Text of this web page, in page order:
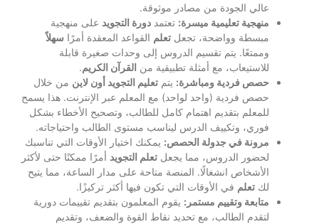
عالي الجودة من مصادر موثوقة.
منهجية تعليمية ميسرة: تعتمد دورة التجويد على منهجية
مبسطة وواضحة، تجعل تعلم القواعد المعقدة أمرًا سهلاً
وممتعًا. يتم تقسيم الدروس إلى وحدات صغيرة قابلة
للاستيعاب، مع أمثلة تطبيقية من القرآن الكريم.
حصص فردية ومباشرة: يتم تعليم التجويد أون لاين من خلال
حصص فردية (واحد لواحد) مع المعلم عبر الإنترنت. هذا يسمح
للمعلم بتقديم اهتمام كامل للطالب، وتصحيح الأخطاء بشكل
فوري، وتكييف الدرس ليناسب مستوى الطالب واحتياجاته.
مرونة في جدولة الحصص: يمكنك اختيار الأوقات التي تناسبك
لحضور الدروس، مما يجعل تعلم التجويد أمرًا ممكنًا حتى لأكثر
الأشخاص انشغالًا. المنصة متاحة على مدار الساعة، مما يتيح
لك تعلم في الأوقات التي تكون فيها أكثر تركيزًا.
متابعة وتقييم مستمر: يقوم المعلمون بتقديم تقييمات دورية
لتقدم الطالب، مع تحديد نقاط القوة والضعف، وتقديم